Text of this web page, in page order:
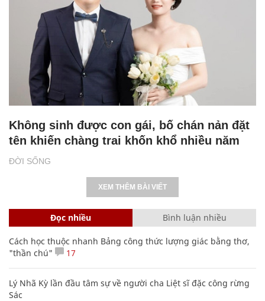
ĐỜI SỐNG
Không sinh được con gái, bố chán nản đặt
tên khiến chàng trai khốn khổ nhiều năm
XEM THÊM BÀI VIẾT
Đọc nhiều Bình luận nhiều
Cách học thuộc nhanh Bảng công thức lượng giác bằng thơ,
"thần chú"
17
Lý Nhã Kỳ lần đầu tâm sự về người cha Liệt sĩ đặc công rừng
Sác